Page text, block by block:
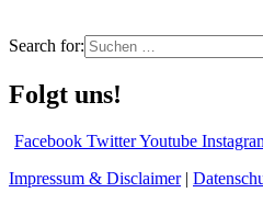
Search for:
Folgt uns!
Facebook TwitterYoutube
Impressum & Disclaimer|